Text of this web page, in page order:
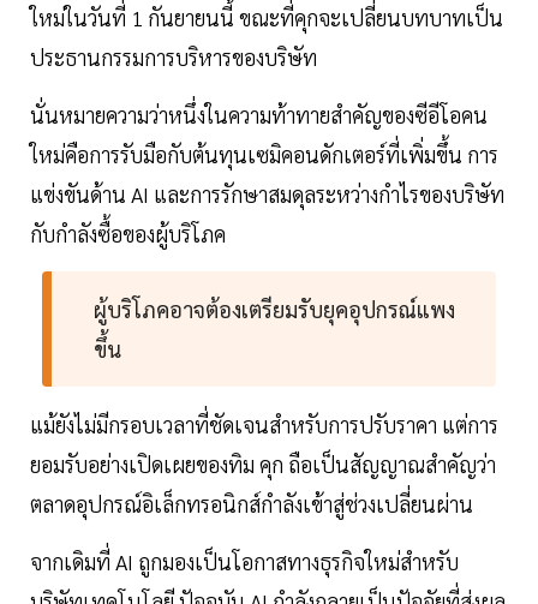
ใหม่ในวันที่ 1 กันยายนนี้ ขณะที่คุกจะเปลี่ยนบทบาทเป็น
ประธานกรรมการบริหารของบริษัท
นั่นหมายความว่าหนึ่งในความท้าทายสำคัญของซีอีโอคน
ใหม่คือการรับมือกับต้นทุนเซมิคอนดักเตอร์ที่เพิ่มขึ้น การ
แข่งขันด้าน AI และการรักษาสมดุลระหว่างกำไรของบริษัท
กับกำลังซื้อของผู้บริโภค
ผู้บริโภคอาจต้องเตรียมรับยุคอุปกรณ์แพง
ขึ้น
แม้ยังไม่มีกรอบเวลาที่ชัดเจนสำหรับการปรับราคา แต่การ
ยอมรับอย่างเปิดเผยของทิม คุก ถือเป็นสัญญาณสำคัญว่า
ตลาดอุปกรณ์อิเล็กทรอนิกส์กำลังเข้าสู่ช่วงเปลี่ยนผ่าน
จากเดิมที่ AI ถูกมองเป็นโอกาสทางธุรกิจใหม่สำหรับ